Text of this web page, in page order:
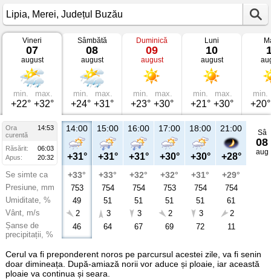
Vremea
Lipia
Merei,
Județul
Buzău
Vineri
07
august
min.
+22°
max.
+32°
Sâmbătă
08
august
min.
+24°
max.
+31°
Duminică
09
august
min.
+23°
max.
+30°
Luni
10
august
min.
+21°
max.
+30°
min.
+20°
Ora
14:53
curentă
Răsărit:
06:03
Apus:
20:32
Se simte ca
Presiune, mm
Umiditate, %
Vânt, m/s
Șanse de
precipitații, %
14:00
+31°
+33°
753
49
2
46
15:00
+31°
+33°
754
51
3
64
16:00
+31°
+32°
754
51
3
67
17:00
+30°
+32°
753
51
2
69
18:00
+30°
+31°
754
51
3
72
21:00
+28°
+29°
754
61
2
11
Sâ
08
aug
Cerul va fi preponderent noros pe parcursul acestei zile, va fi senin
doar dimineața. După-amiază norii vor aduce și ploaie, iar această
ploaie va continua și seara.